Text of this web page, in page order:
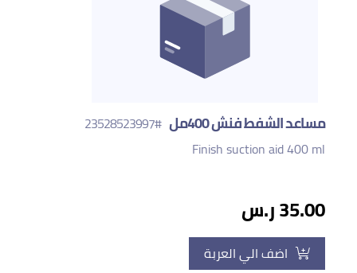
مساعد الشفط فنش 400مل
#23528523997
Finish suction aid 400 ml
35.00 ر.س
اضف الي العربة